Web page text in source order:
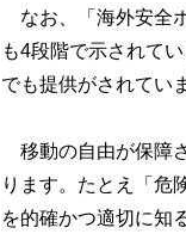
なお、「海外安全
も4段階で示されて
でも提供がされてい
移動の自由が保障
ります。たとえ「危
を的確かつ適切に知